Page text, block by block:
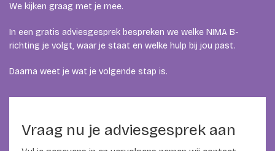
We kijken graag met je mee.
In een gratis adviesgesprek bespreken we welke NIMA B-
richting je volgt, waar je staat en welke hulp bij jou past.
Daarna weet je wat je volgende stap is.
Vraag nu je adviesgesprek aan